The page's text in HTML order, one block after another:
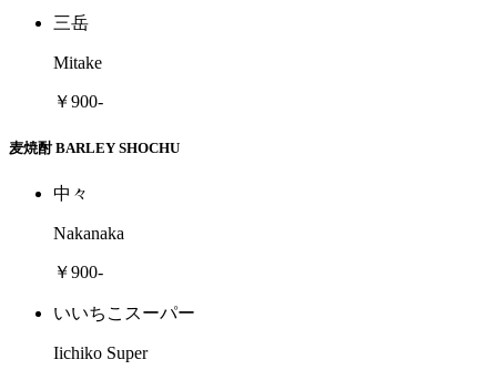
三岳
Mitake
￥900-
麦焼酎 BARLEY SHOCHU
中々
Nakanaka
￥900-
いいちこスーパー
Iichiko Super